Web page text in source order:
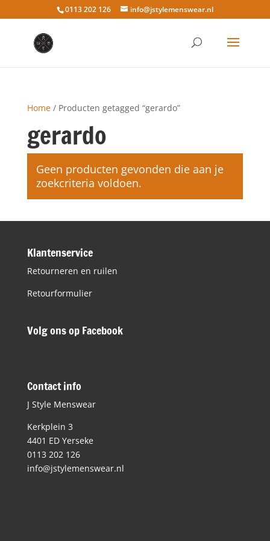
0113 202 126 info@jstylemenswear.nl
Home/ Producten getagged “gerardo”
gerardo
Geen producten gevonden die aan je
zoekcriteria voldoen.
Klantenservice
Retourneren en ruilen
Retourformulier
Volg ons op Facebook
Contact info
J Style Menswear
Kerkplein 3
4401 ED Yerseke
0113 202 126
info@jstylemenswear.nl